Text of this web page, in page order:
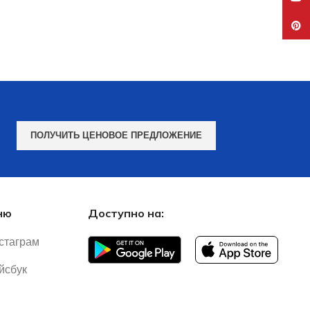
ПОЛУЧИТЬ ЦЕНОВОЕ ПРЕДЛОЖЕНИЕ
Доступно на: